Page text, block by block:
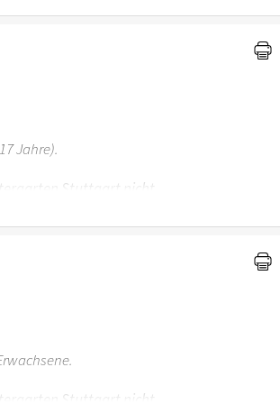
Jahre).
Stuttgart nicht
Stuttgart nicht